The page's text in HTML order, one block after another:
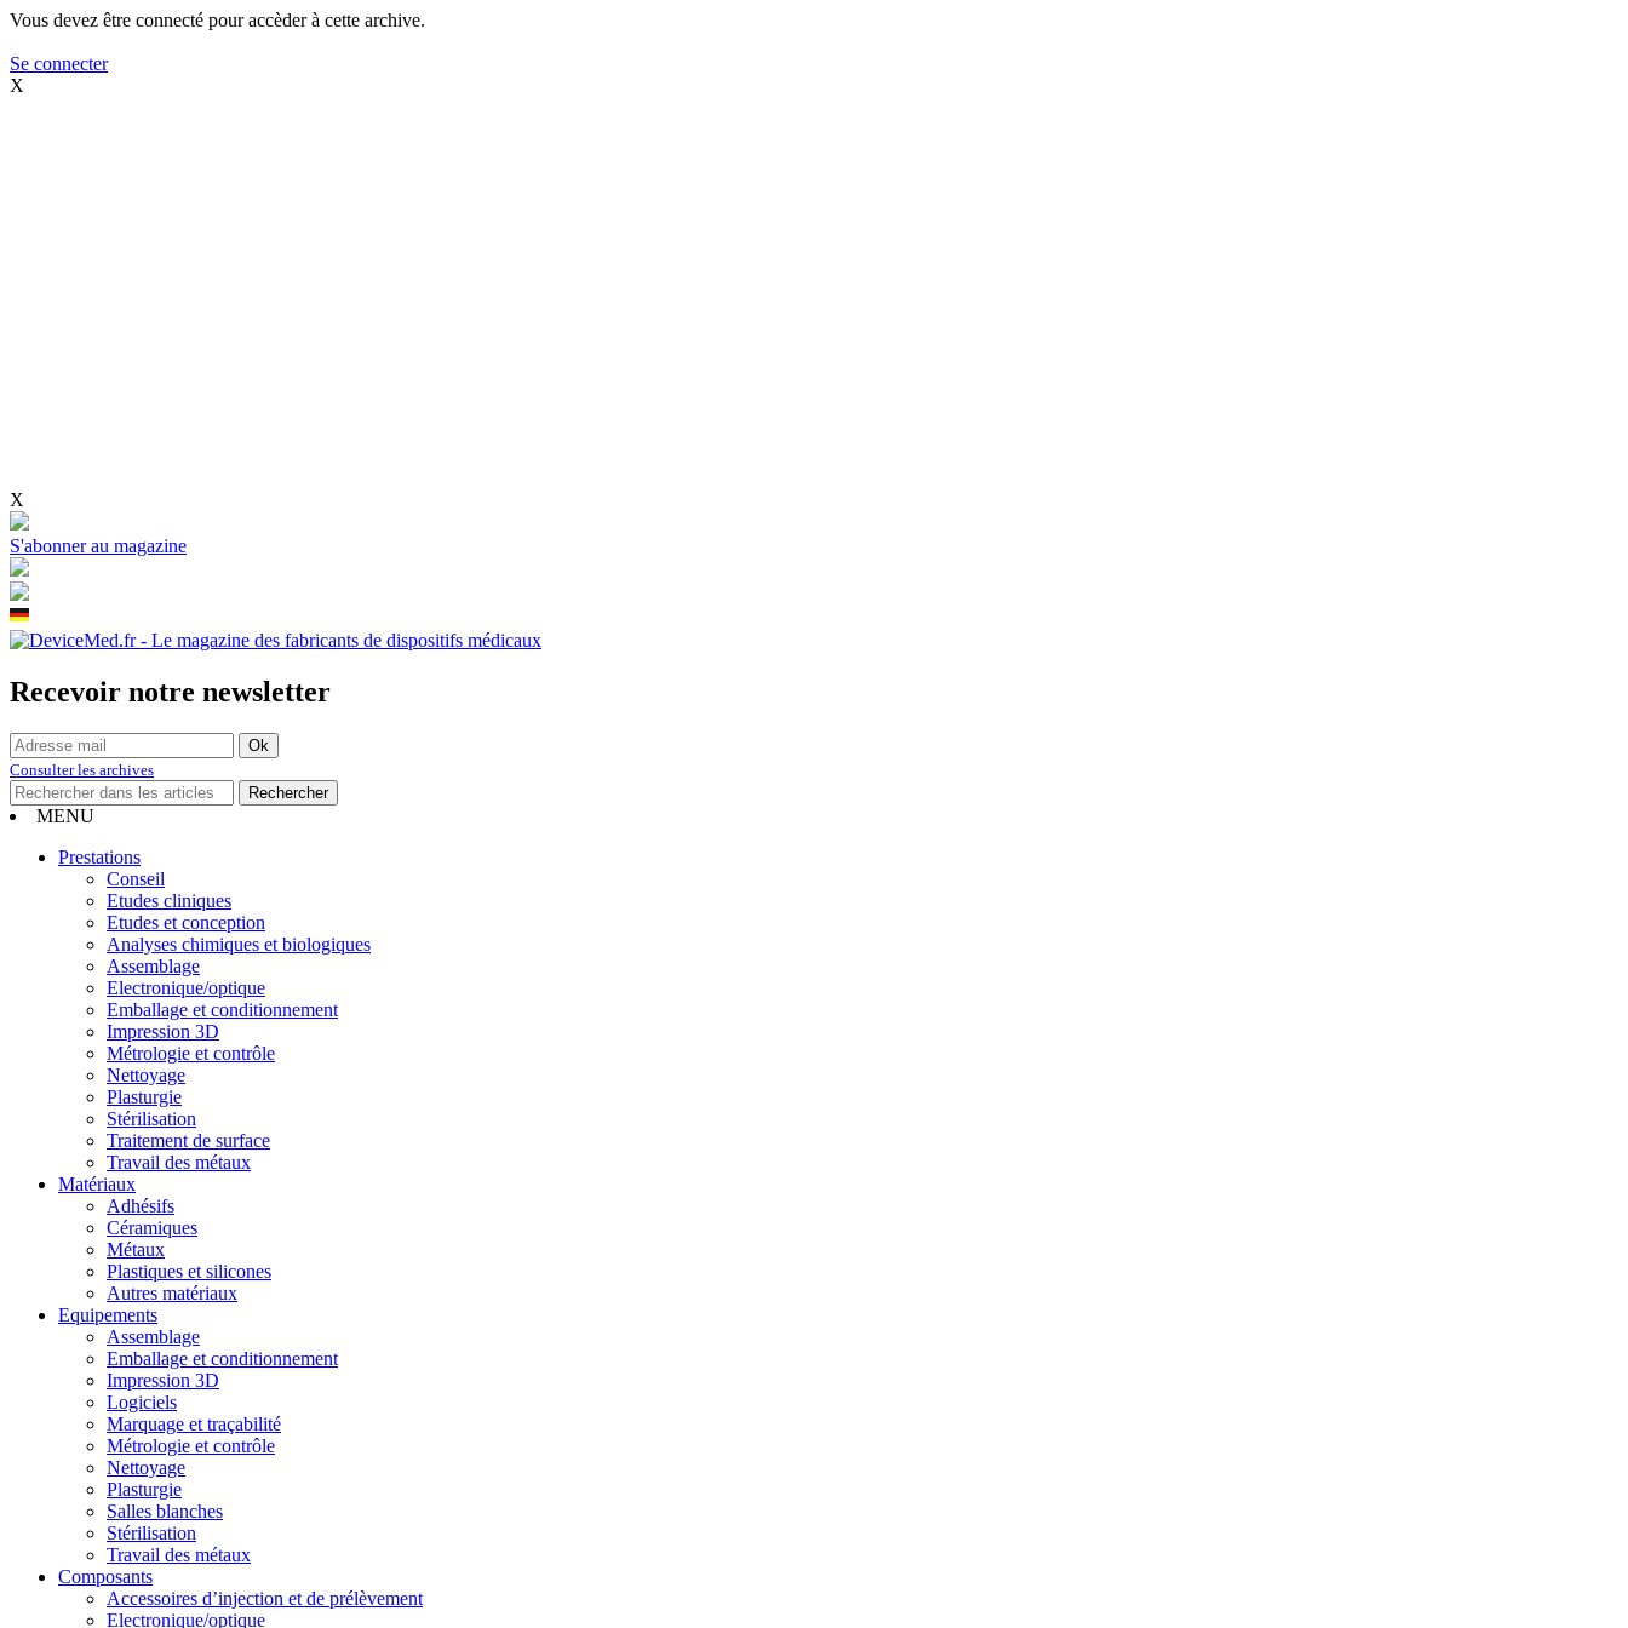
Vous devez être connecté pour accèder à cette archive.
Se connecter
X
X
S'abonner au magazine
Recevoir notre newsletter
Consulter les archives
MENU
Prestations
Conseil
Etudes cliniques
Etudes et conception
Analyses chimiques et biologiques
Assemblage
Electronique/optique
Emballage et conditionnement
Impression 3D
Métrologie et contrôle
Nettoyage
Plasturgie
Stérilisation
Traitement de surface
Travail des métaux
Matériaux
Adhésifs
Céramiques
Métaux
Plastiques et silicones
Autres matériaux
Equipements
Assemblage
Emballage et conditionnement
Impression 3D
Logiciels
Marquage et traçabilité
Métrologie et contrôle
Nettoyage
Plasturgie
Salles blanches
Stérilisation
Travail des métaux
Composants
Accessoires d’injection et de prélèvement
Electronique/optique